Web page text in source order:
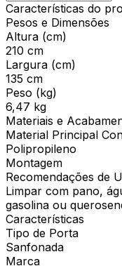
Características do
Pesos e Dimensões
Altura (cm)
210 cm
Largura (cm)
135 cm
Peso (kg)
6,47 kg
Materiais e
Material Principal
Polipropileno
Montagem
Recomendações de
Limpar com pano,
gasolina ou
Características
Tipo de Porta
Sanfonada
Marca